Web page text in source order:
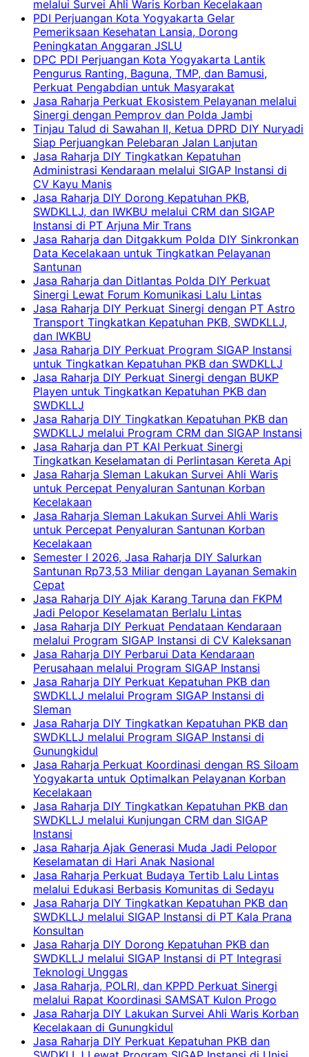
melalui Survei Ahli Waris Korban Kecelakaan
PDI Perjuangan Kota Yogyakarta Gelar
Pemeriksaan Kesehatan Lansia, Dorong
Peningkatan Anggaran JSLU
DPC PDI Perjuangan Kota Yogyakarta Lantik
Pengurus Ranting, Baguna, TMP, dan Bamusi,
Perkuat Pengabdian untuk Masyarakat
Jasa Raharja Perkuat Ekosistem Pelayanan melalui
Sinergi dengan Pemprov dan Polda Jambi
Tinjau Talud di Sawahan II, Ketua DPRD DIY Nuryadi
Siap Perjuangkan Pelebaran Jalan Lanjutan
Jasa Raharja DIY Tingkatkan Kepatuhan
Administrasi Kendaraan melalui SIGAP Instansi di
CV Kayu Manis
Jasa Raharja DIY Dorong Kepatuhan PKB,
SWDKLLJ, dan IWKBU melalui CRM dan SIGAP
Instansi di PT Arjuna Mir Trans
Jasa Raharja dan Ditgakkum Polda DIY Sinkronkan
Data Kecelakaan untuk Tingkatkan Pelayanan
Santunan
Jasa Raharja dan Ditlantas Polda DIY Perkuat
Sinergi Lewat Forum Komunikasi Lalu Lintas
Jasa Raharja DIY Perkuat Sinergi dengan PT Astro
Transport Tingkatkan Kepatuhan PKB, SWDKLLJ,
dan IWKBU
Jasa Raharja DIY Perkuat Program SIGAP Instansi
untuk Tingkatkan Kepatuhan PKB dan SWDKLLJ
Jasa Raharja DIY Perkuat Sinergi dengan BUKP
Playen untuk Tingkatkan Kepatuhan PKB dan
SWDKLLJ
Jasa Raharja DIY Tingkatkan Kepatuhan PKB dan
SWDKLLJ melalui Program CRM dan SIGAP Instansi
Jasa Raharja dan PT KAI Perkuat Sinergi
Tingkatkan Keselamatan di Perlintasan Kereta Api
Jasa Raharja Sleman Lakukan Survei Ahli Waris
untuk Percepat Penyaluran Santunan Korban
Kecelakaan
Jasa Raharja Sleman Lakukan Survei Ahli Waris
untuk Percepat Penyaluran Santunan Korban
Kecelakaan
Semester I 2026, Jasa Raharja DIY Salurkan
Santunan Rp73,53 Miliar dengan Layanan Semakin
Cepat
Jasa Raharja DIY Ajak Karang Taruna dan FKPM
Jadi Pelopor Keselamatan Berlalu Lintas
Jasa Raharja DIY Perkuat Pendataan Kendaraan
melalui Program SIGAP Instansi di CV Kaleksanan
Jasa Raharja DIY Perbarui Data Kendaraan
Perusahaan melalui Program SIGAP Instansi
Jasa Raharja DIY Perkuat Kepatuhan PKB dan
SWDKLLJ melalui Program SIGAP Instansi di
Sleman
Jasa Raharja DIY Tingkatkan Kepatuhan PKB dan
SWDKLLJ melalui Program SIGAP Instansi di
Gunungkidul
Jasa Raharja Perkuat Koordinasi dengan RS Siloam
Yogyakarta untuk Optimalkan Pelayanan Korban
Kecelakaan
Jasa Raharja DIY Tingkatkan Kepatuhan PKB dan
SWDKLLJ melalui Kunjungan CRM dan SIGAP
Instansi
Jasa Raharja Ajak Generasi Muda Jadi Pelopor
Keselamatan di Hari Anak Nasional
Jasa Raharja Perkuat Budaya Tertib Lalu Lintas
melalui Edukasi Berbasis Komunitas di Sedayu
Jasa Raharja DIY Tingkatkan Kepatuhan PKB dan
SWDKLLJ melalui SIGAP Instansi di PT Kala Prana
Konsultan
Jasa Raharja DIY Dorong Kepatuhan PKB dan
SWDKLLJ melalui SIGAP Instansi di PT Integrasi
Teknologi Unggas
Jasa Raharja, POLRI, dan KPPD Perkuat Sinergi
melalui Rapat Koordinasi SAMSAT Kulon Progo
Jasa Raharja DIY Lakukan Survei Ahli Waris Korban
Kecelakaan di Gunungkidul
Jasa Raharja DIY Perkuat Kepatuhan PKB dan